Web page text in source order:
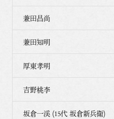
兼田昌尚
兼田知明
厚東孝明
吉野桃李
坂倉一渓 (15代 坂倉新兵衛)